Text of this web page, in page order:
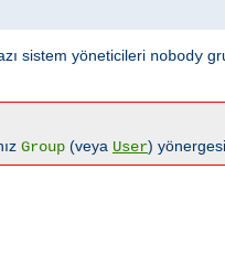
sistem yöneticileri nobody
Group (veya User)